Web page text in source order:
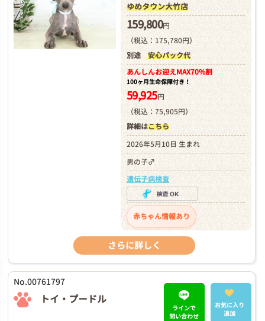
ゆめタウン大竹店
159,800円
（税込：175,780円）
別途 安心パック代
あんしんお迎えMAX70%割
100ヶ月生命保障付き！
59,925円
（税込：75,905円）
詳細はこちら
2026年5月10日 生まれ
男の子♂
遺伝子病検査
赤ちゃん情報あり
さらに詳しく
No.00761797
トイ・プードル
ラインで
問い合わせ
お気に入り
追加